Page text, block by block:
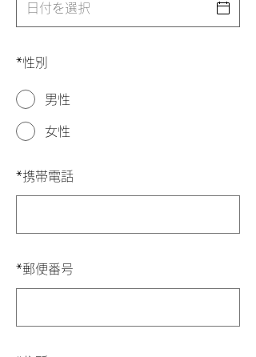
*性別
男性
女性
*携帯電話
*郵便番号